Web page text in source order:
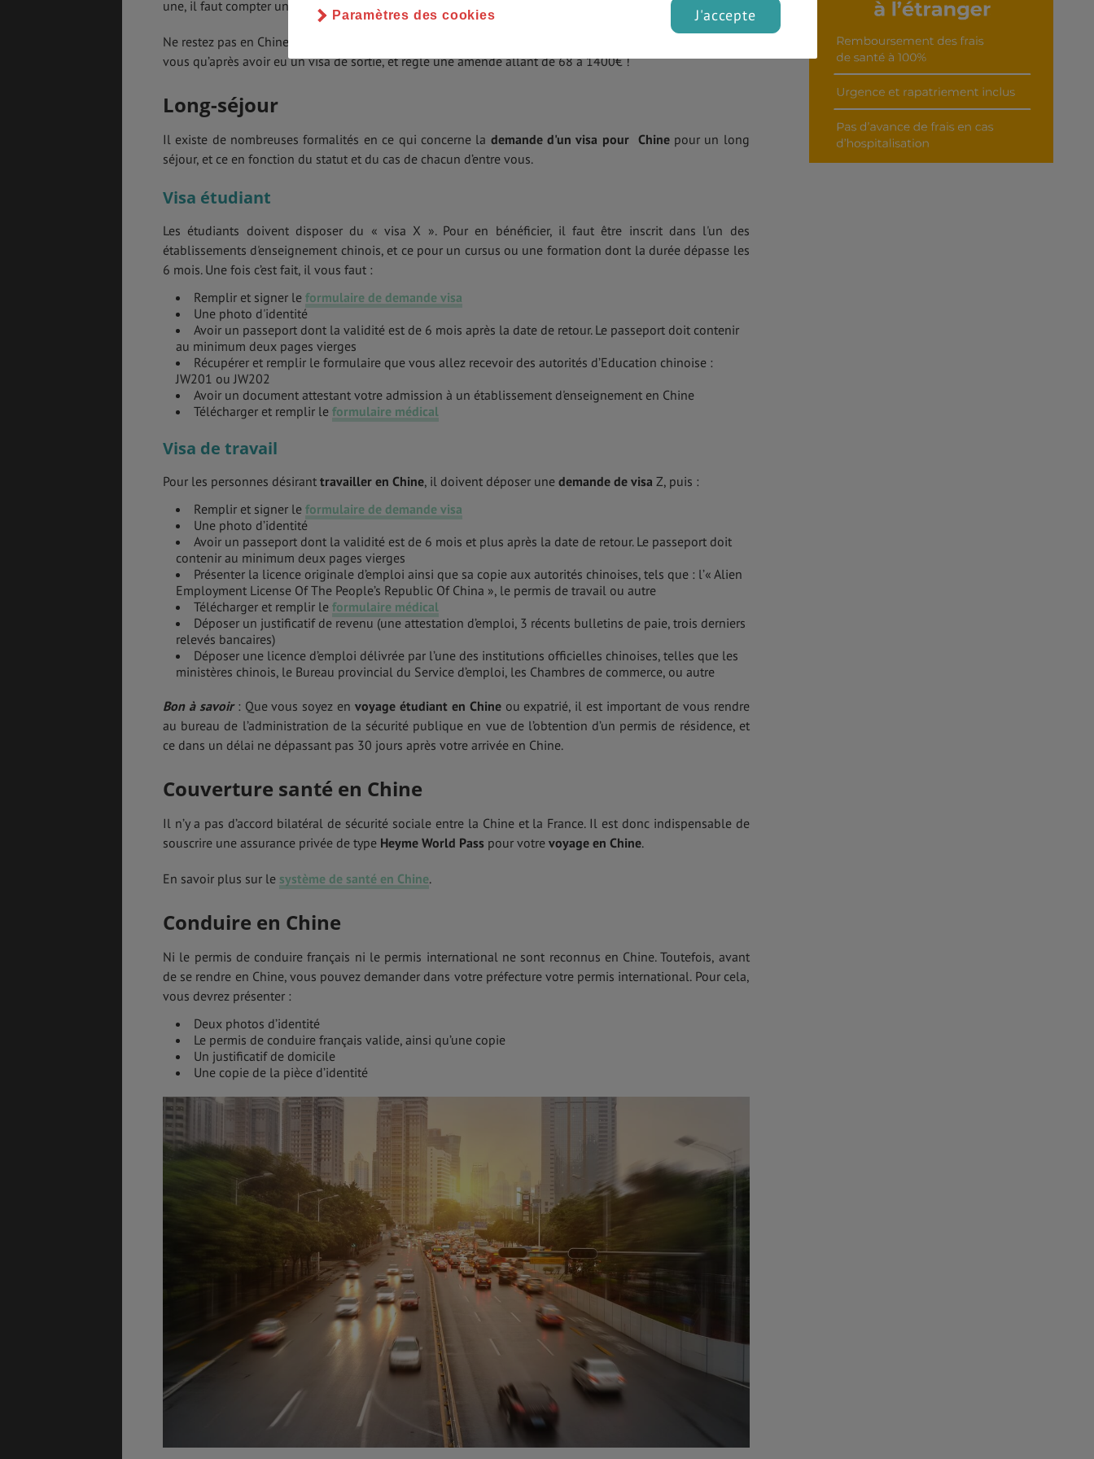
une, il faut compter un délai de dix jours.
Ne restez pas en Chine au-delà de la durée de validité de votre visa, sinon vous allez pouvoir rentrer chez
vous qu’après avoir eu un visa de sortie, et réglé une amende allant de 68 à 1400€ !
Long-séjour
Il existe de nombreuses formalités en ce qui concerne la demande d'un visa pour Chinepour un long
séjour, et ce en fonction du statut et du cas de chacun d’entre vous.
Visa étudiant
Les étudiants doivent disposer du « visa X ». Pour en bénéficier, il faut être inscrit dans l'un des
établissements d'enseignement chinois, et ce pour un cursus ou une formation dont la durée dépasse les
6 mois. Une fois c’est fait, il vous faut :
Remplir et signer le formulaire de demande visa
Une photo d'identité
Avoir un passeport dont la validité est de 6 mois après la date de retour. Le passeport doit contenir
au minimum deux pages vierges
Récupérer et remplir le formulaire que vous allez recevoir des autorités d’Education chinoise :
JW201 ou JW202
Avoir un document attestant votre admission à un établissement d'enseignement en Chine
Télécharger et remplir le formulaire médical
Visa de travail
Pour les personnes désirant travailler en Chine, il doivent déposer une demande de visa Z, puis :
Remplir et signer le formulaire de demande visa
Une photo d’identité
Avoir un passeport dont la validité est de 6 mois et plus après la date de retour. Le passeport doit
contenir au minimum deux pages vierges
Présenter la licence originale d’emploi ainsi que sa copie aux autorités chinoises, tels que : l’« Alien
Employment License Of The People’s Republic Of China », le permis de travail ou autre
Télécharger et remplir le formulaire médical
Déposer un justificatif de revenu (une attestation d’emploi, 3 récents bulletins de paie, trois derniers
relevés bancaires)
Déposer une licence d’emploi délivrée par l’une des institutions officielles chinoises, telles que les
ministères chinois, le Bureau provincial du Service d’emploi, les Chambres de commerce, ou autre
Bon à savoir: Que vous soyez envoyage étudiant en Chineou expatrié, il est important de vous rendre
au bureau de l’administration de la sécurité publique en vue de l’obtention d’un permis de résidence, et
ce dans un délai ne dépassant pas 30 jours après votre arrivée en Chine.
Couverture santé en Chine
Il n’y a pas d’accord bilatéral de sécurité sociale entre la Chine et la France. Il est donc indispensable de
souscrire une assurance privée de type Heyme World Pass pour votre voyage en Chine.
En savoir plus sur le système de santé en Chine.
Conduire en Chine
Ni le permis de conduire français ni le permis international ne sont reconnus en Chine. Toutefois, avant
de se rendre en Chine, vous pouvez demander dans votre préfecture votre permis international. Pour cela,
vous devrez présenter :
Deux photos d’identité
Le permis de conduire français valide, ainsi qu’une copie
Un justificatif de domicile
Une copie de la pièce d’identité
J'accepte
Paramètres des cookies